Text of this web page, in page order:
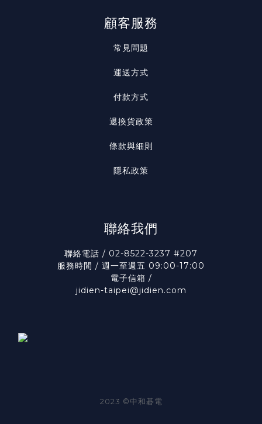
顧客服務
常見問題
運送方式
付款方式
退換貨政策
條款與細則
隱私政策
聯絡我們
聯絡電話 / 02-8522-3237 #207
服務時間 / 週一至週五 09:00-17:00
電子信箱 /
jidien-taipei@jidien.com
2023 ©中和碁電